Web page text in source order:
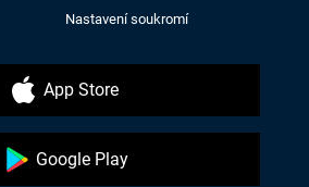
Nastavení soukromí
App Store
Google Play